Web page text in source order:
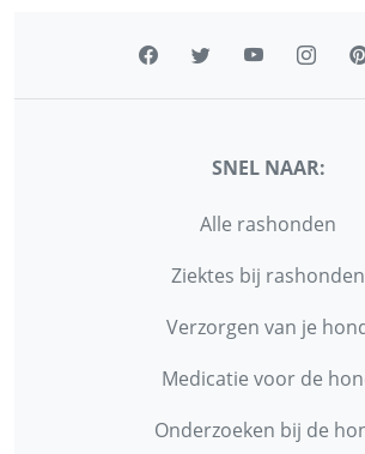
SNEL NAAR:
Alle rashonden
Ziektes bij rashonden
Verzorgen van je
Medicatie voor de
Onderzoeken bij de